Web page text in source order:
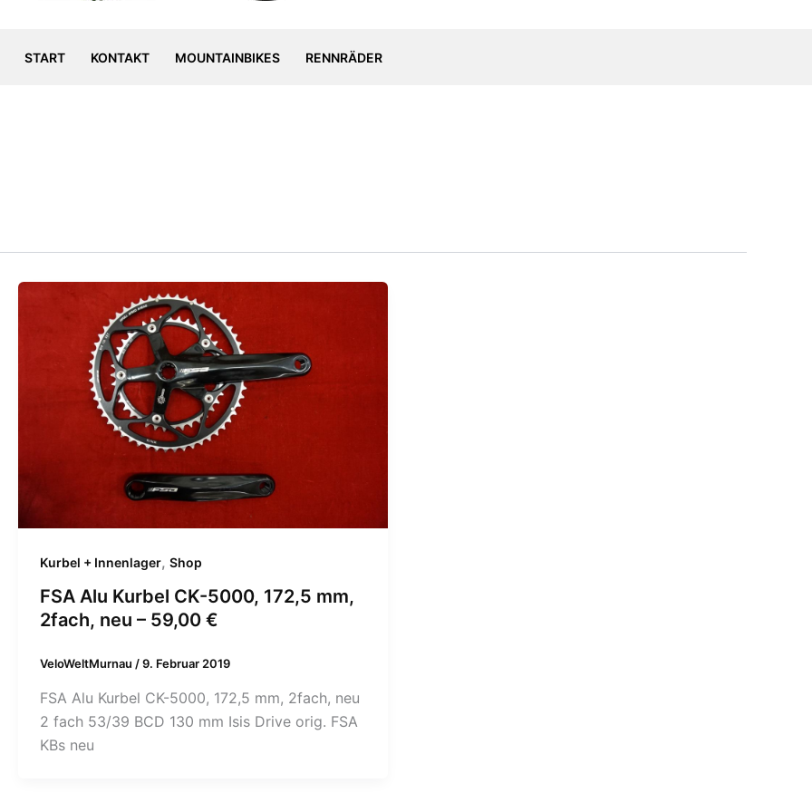
START KONTAKT MOUNTAINBIKES RENNRÄDER
Kurbel + Innenlager, Shop
FSA Alu Kurbel CK-5000, 172,5 mm,
2fach, neu – 59,00 €
VeloWeltMurnau /9. Februar 2019
FSA Alu Kurbel CK-5000, 172,5 mm, 2fach, neu
2 fach 53/39 BCD 130 mm Isis Drive orig. FSA
KBs neu